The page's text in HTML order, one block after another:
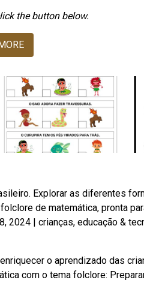
the button below.
Explorar as diferentes
de matemática, pronta
2024 | crianças, educação &
o aprendizado das
com o tema folclore: